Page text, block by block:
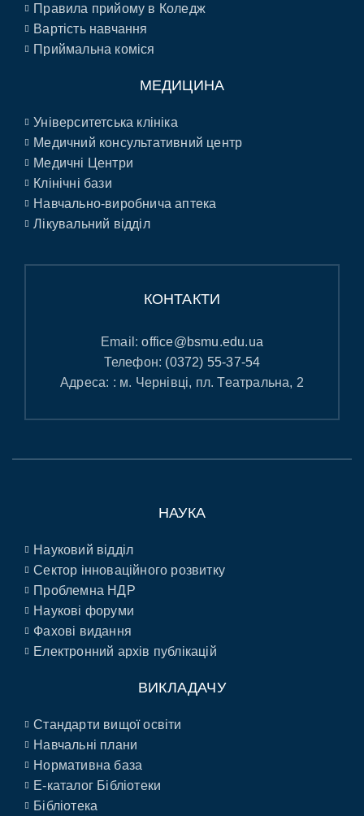
Правила прийому в Коледж
Вартість навчання
Приймальна коміся
МЕДИЦИНА
Університетська клініка
Медичний консультативний центр
Медичні Центри
Клінічні бази
Навчально-виробнича аптека
Лікувальний відділ
КОНТАКТИ
Email:office@bsmu.edu.ua
Телефон: (0372) 55-37-54
Адреса: : м. Чернівці, пл. Театральна, 2
НАУКА
Науковий відділ
Сектор інноваційного розвитку
Проблемна НДР
Наукові форуми
Фахові видання
Електронний архів публікацій
ВИКЛАДАЧУ
Стандарти вищої освіти
Навчальні плани
Нормативна база
E-каталог Бібліотеки
Бібліотека